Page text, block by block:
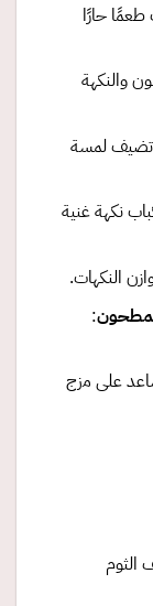
طعمًا حارًا
والنكهة
لمسة
نكهة غنية
النكهات.
:
على مزج
الثوم